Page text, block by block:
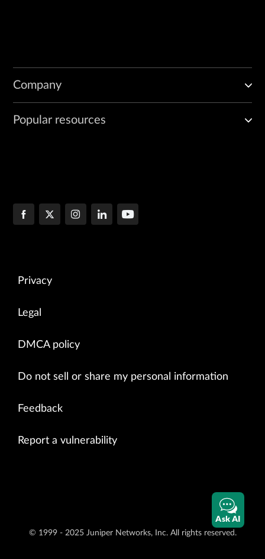
Company
Popular resources
Privacy
Legal
DMCA policy
Do not sell or share my personal information
Feedback
Report a vulnerability
© 1999 - 2025 Juniper Networks, Inc. All rights reserved.
Ask AI